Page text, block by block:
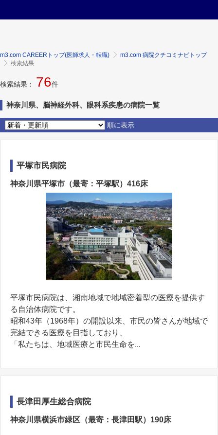
m3.com CAREERトップ(医師求人・転職)
m3.com 病院クチコミナビトップ
検索結果
検索結果： 76件
神奈川県、脳神経外科、眼科系疾患の病院一覧
順に表示
平塚市民病院
神奈川県平塚市（最寄：平塚駅）416床
平塚市民病院は、湘南地域で地域密着型の医療を提供す
る自治体病院です。
昭和43年（1968年）の開設以来、市民の皆さんが地域で
完結できる医療を目指しており、
「私たちは、地域医療と市民生命を...
長津田厚生総合病院
神奈川県横浜市緑区（最寄：長津田駅）190床